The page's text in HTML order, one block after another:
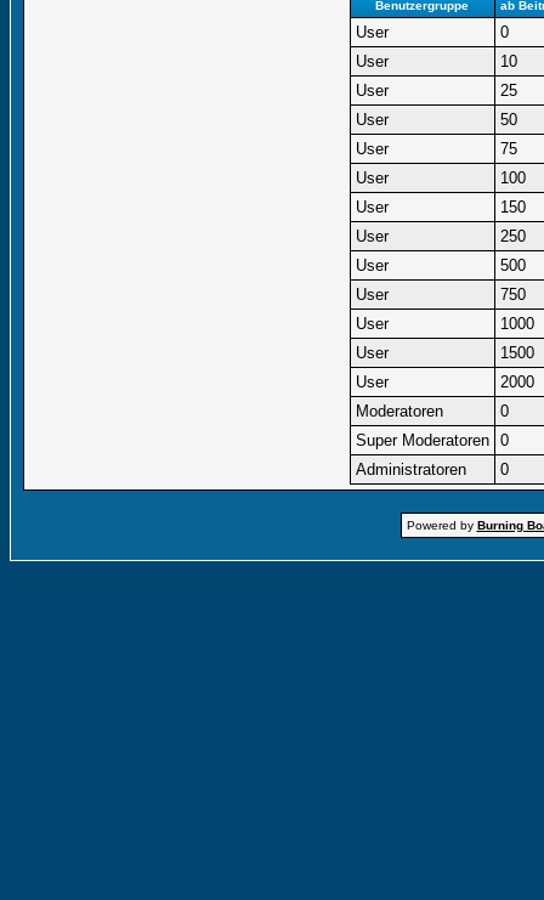
Benutzergruppe ab
User
0
User
10
User
25
User
50
User
75
User
100
User
150
User
250
User
500
User
750
User
1000
User
1500
User
2000
Moderatoren
0
Super Moderatoren
0
Administratoren
0
Powered by Burning